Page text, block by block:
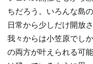
ちだろう。いろんな島
日常から少しだけ開放
我々からは小笠原でし
の両方が叶えられる可